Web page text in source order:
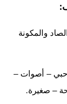
والمكونة
– أصوات –
– صغيرة.